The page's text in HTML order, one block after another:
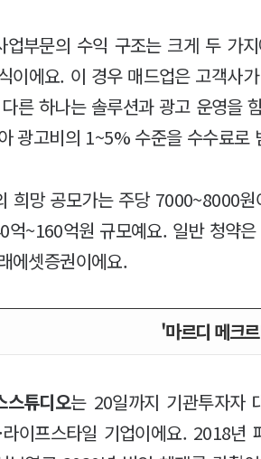
업부문의 수익 구조는 크게 두 가
이에요. 이 경우 매드업은 고객사
른 하나는 솔루션과 광고 운영을
광고비의 1~5% 수준을 수수료로
희망 공모가는 주당 7000~8000
억~160억원 규모예요. 일반 청약
에셋증권이에요.
'마르디 메크
스튜디오는 20일까지 기관투자자
라이프스타일 기업이에요. 2018